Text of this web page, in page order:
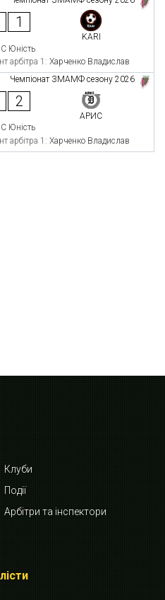
1
KARI
Юність
арбітра 1: Харченко Владислав
Чемпіонат ЗМАМФ сезону 2026
2
АРИС
Юність
арбітра 1: Харченко Владислав
Клуби
Події
Арбітри та інспектори